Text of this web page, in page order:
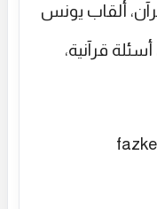
ألقاب يونس
قرآنية،